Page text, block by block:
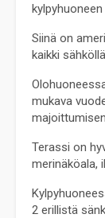
Siinä on
kaikki sähköllä.
mukava
Terassi on
merinäköala,
2 erillistä